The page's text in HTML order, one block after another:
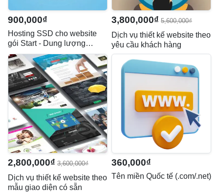
900,000₫
Hosting SSD cho website
gói Start - Dung lượng
1.5GB
3,800,000₫ 5,600,000₫
Dịch vụ thiết kế website theo
yêu cầu khách hàng
2,800,000₫ 3,600,000₫
Dịch vụ thiết kế website theo
mẫu giao diện có sẵn
360,000₫
Tên miền Quốc tế (.com/.net)